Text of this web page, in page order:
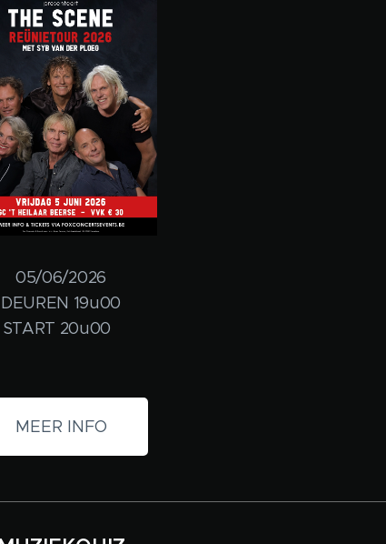
05/06/2026
DEUREN 19u00
START 20u00
MEER INFO